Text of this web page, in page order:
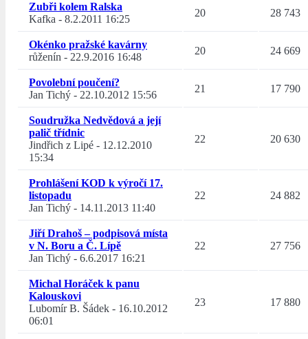
Zubři kolem Ralska
Kafka - 8.2.2011 16:25
20 28 743
Okénko pražské kavárny
růženín - 22.9.2016 16:48
20 24 669
Povolební poučení?
Jan Tichý - 22.10.2012 15:56
21 17 790
Soudružka Nedvědová a její
palič třídnic
Jindřich z Lipé - 12.12.2010
15:34
22 20 630
Prohlášení KOD k výročí 17.
listopadu
Jan Tichý - 14.11.2013 11:40
22 24 882
Jiří Drahoš – podpisová místa
v N. Boru a Č. Lípě
Jan Tichý - 6.6.2017 16:21
22 27 756
Michal Horáček k panu
Kalouskovi
Lubomír B. Šádek - 16.10.2012
06:01
23 17 880